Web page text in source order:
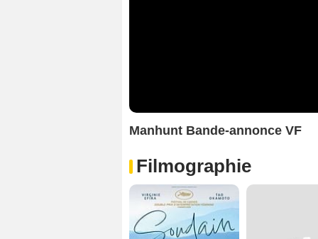
Manhunt Bande-annonce VF
Filmographie